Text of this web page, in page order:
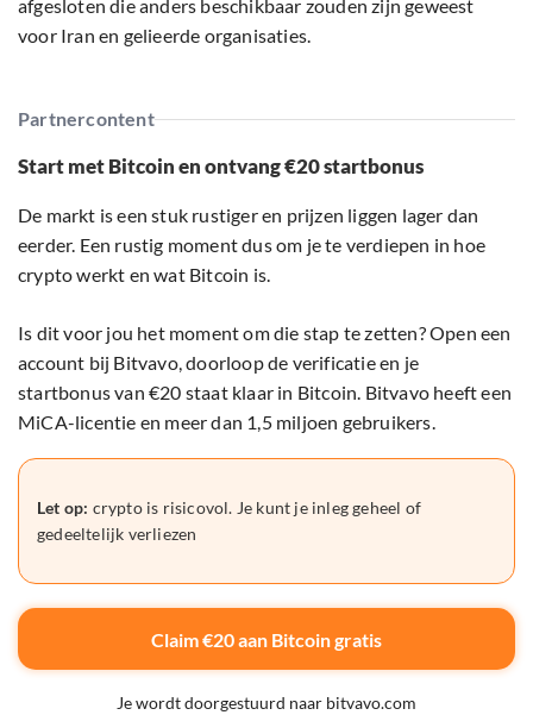
afgesloten die anders beschikbaar zouden zijn geweest
voor Iran en gelieerde organisaties.
Partnercontent
Start met Bitcoin en ontvang €20 startbonus
De markt is een stuk rustiger en prijzen liggen lager dan
eerder. Een rustig moment dus om je te verdiepen in hoe
crypto werkt en wat Bitcoin is.
Is dit voor jou het moment om die stap te zetten? Open een
account bij Bitvavo, doorloop de verificatie en je
startbonus van €20 staat klaar in Bitcoin. Bitvavo heeft een
MiCA-licentie en meer dan 1,5 miljoen gebruikers.
Let op: crypto is risicovol. Je kunt je inleg geheel of
gedeeltelijk verliezen
Claim €20 aan Bitcoin gratis
Je wordt doorgestuurd naar bitvavo.com